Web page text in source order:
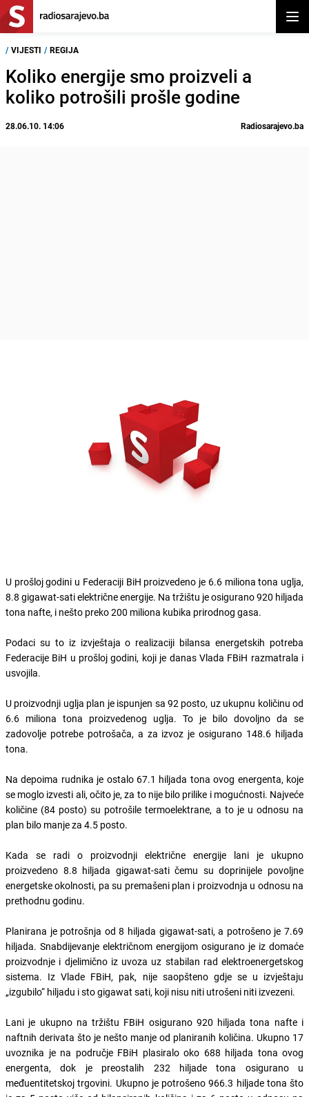
/ VIJESTI / REGIJA
Koliko energije smo proizveli a
koliko potrošili prošle godine
28.06.10. 14:06 Radiosarajevo.ba
U prošloj godini u Federaciji BiH proizvedeno je 6.6 miliona tona uglja,
8.8 gigawat-sati električne energije. Na tržištu je osigurano 920 hiljada
tona nafte, i nešto preko 200 miliona kubika prirodnog gasa.
Podaci su to iz izvještaja o realizaciji bilansa energetskih potreba
Federacije BiH u prošloj godini, koji je danas Vlada FBiH razmatrala i
usvojila.
U proizvodnji uglja plan je ispunjen sa 92 posto, uz ukupnu količinu od
6.6 miliona tona proizvedenog uglja. To je bilo dovoljno da se
zadovolje potrebe potrošača, a za izvoz je osigurano 148.6 hiljada
tona.
Na depoima rudnika je ostalo 67.1 hiljada tona ovog energenta, koje
se moglo izvesti ali, očito je, za to nije bilo prilike i mogućnosti. Najveće
količine (84 posto) su potrošile termoelektrane, a to je u odnosu na
plan bilo manje za 4.5 posto.
Kada se radi o proizvodnji električne energije lani je ukupno
proizvedeno 8.8 hiljada gigawat-sati čemu su doprinijele povoljne
energetske okolnosti, pa su premašeni plan i proizvodnja u odnosu na
prethodnu godinu.
Planirana je potrošnja od 8 hiljada gigawat-sati, a potrošeno je 7.69
hiljada. Snabdijevanje električnom energijom osigurano je iz domaće
proizvodnje i djelimično iz uvoza uz stabilan rad elektroenergetskog
sistema. Iz Vlade FBiH, pak, nije saopšteno gdje se u izvještaju
„izgubilo“ hiljadu i sto gigawat sati, koji nisu niti utrošeni niti izvezeni.
Lani je ukupno na tržištu FBiH osigurano 920 hiljada tona nafte i
naftnih derivata što je nešto manje od planiranih količina. Ukupno 17
uvoznika je na područje FBiH plasiralo oko 688 hiljada tona ovog
energenta, dok je preostalih 232 hiljade tona osigurano u
međuentitetskoj trgovini. Ukupno je potrošeno 966.3 hiljade tona što